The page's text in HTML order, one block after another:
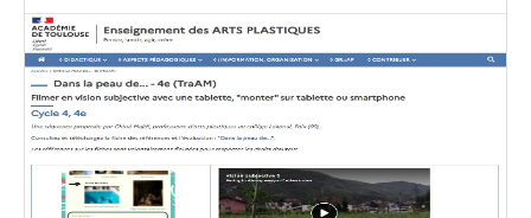
Image
de
couverture
(conseillée)